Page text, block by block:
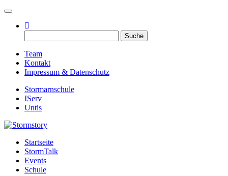
Toggle navigation
nach:
Team
Kontakt
Impressum & Datenschutz
Stormarnschule
IServ
Untis
Stormstory
Eure digitale Schülerzeitung
Startseite
StormTalk
Events
Schule